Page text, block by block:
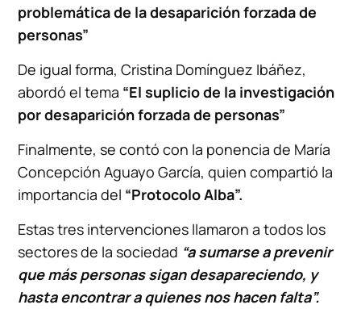
problemática de la desaparición forzada de
personas”
De igual forma, Cristina Domínguez Ibáñez,
abordó el tema “El suplicio de la investigación
por desaparición forzada de personas”
Finalmente, se contó con la ponencia de María
Concepción Aguayo García, quien compartió la
importancia del “Protocolo Alba”.
Estas tres intervenciones llamaron a todos los
sectores de la sociedad “a sumarse a prevenir
que más personas sigan desapareciendo, y
hasta encontrar a quienes nos hacen falta”.